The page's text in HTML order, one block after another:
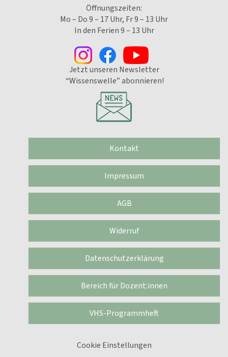
Öffnungszeiten:
Mo – Do 9 – 17 Uhr, Fr 9 – 13 Uhr
In den Ferien 9 – 13 Uhr
Jetzt unseren Newsletter
“Wissenswelle” abonnieren!
Kontakt
Impressum
AGB
Widerruf
Datenschutzerklärung
Bereich für Dozent:innen
VHS-Programmheft
Cookie Einstellungen